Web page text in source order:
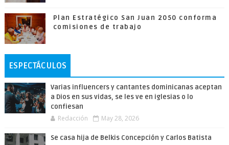
Plan Estratégico San Juan 2050 conforma
comisiones de trabajo
ESPECTÁCULOS
Varias influencers y cantantes dominicanas aceptan
a Dios en sus vidas, se les ve en iglesias o lo
confiesan
Redacción May 28, 2026
Se casa hija de Belkis Concepción y Carlos Batista